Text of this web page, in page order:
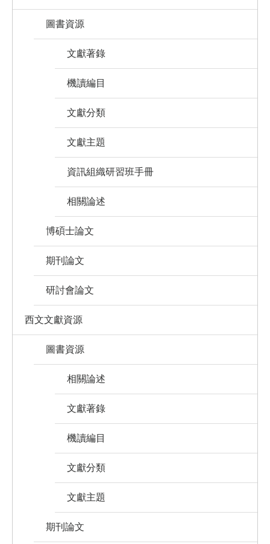
圖書資源
文獻著錄
機讀編目
文獻分類
文獻主題
資訊組織研習班手冊
相關論述
博碩士論文
期刊論文
研討會論文
西文文獻資源
圖書資源
相關論述
文獻著錄
機讀編目
文獻分類
文獻主題
期刊論文